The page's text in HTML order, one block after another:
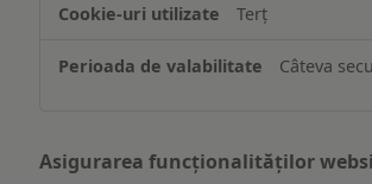
pe
dispozitiv
Terț
Câteva
Asigurarea funcționalităților